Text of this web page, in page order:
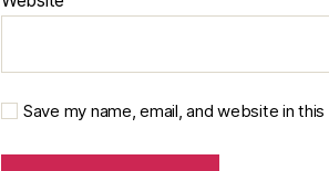
Save my name, email, and website in